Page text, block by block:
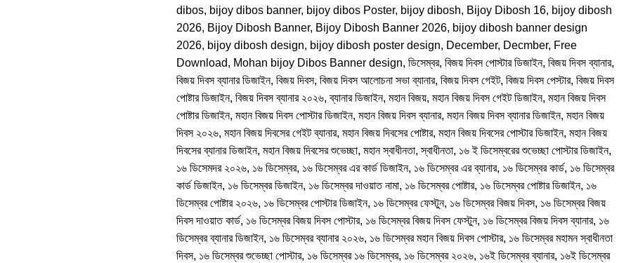
dibos, bijoy dibos banner, bijoy dibos Poster, bijoy dibosh, Bijoy Dibosh 16, bijoy dibosh
2026, Bijoy Dibosh Banner, Bijoy Dibosh Banner 2026, bijoy dibosh banner design
2026, bijoy dibosh design, bijoy dibosh poster design, December, Decmber, Free
Download, Mohan bijoy Dibos Banner design, ডিসেম্বর, বিজয় দিবস পোস্টার ডিজাইন, বিজয় দিবস ব্যানার,
বিজয় দিবস ব্যানার ডিজাইন, বিজয় দিবস, বিজয় দিবস আলোচনা সভা ব্যানার, বিজয় দিবস গেইট, বিজয় দিবস পেস্টার, বিজয় দিবস
পোষ্টার ডিজাইন, বিজয় দিবস ব্যানার ২০২৬, ব্যানার ডিজাইন, মহান বিজয়, মহান বিজয় দিবস গেইট ডিজাইন, মহান বিজয় দিবস
পোষ্টার ডিজাইন, মহান বিজয় দিবস পোস্টার ডিজাইন, মহান বিজয় দিবস ব্যানার, মহান বিজয় দিবস ব্যানার ডিজাইন, মহান বিজয়
দিবস ২০২৬, মহান বিজয় দিবসের গেইট ব্যানার, মহান বিজয় দিবসের পোষ্টার, মহান বিজয় দিবসের পোস্টার ডিজাইন, মহান বিজয়
দিবসের ব্যানার ডিজাইন, মহান বিজয় দিবসের শুভেচ্ছা, মহান স্বাধীনতা, স্বাধীনতা, ১৬ ই ডিসেম্বরের শুভেচ্ছা পোস্টার ডিজাইন,
১৬ ডিসেমদর ২০২৬, ১৬ ডিসেম্বর, ১৬ ডিসেম্বর এর কার্ড ডিজাইন, ১৬ ডিসেম্বর এর ব্যানার, ১৬ ডিসেম্বর কার্ড, ১৬ ডিসেম্বর
কার্ড ডিজাইন, ১৬ ডিসেম্বর ডিজাইন, ১৬ ডিসেম্বর দাওয়াত নামা, ১৬ ডিসেম্বর পোষ্টার, ১৬ ডিসেম্বর পোষ্টার ডিজাইন, ১৬
ডিসেম্বর পোষ্টার ২০২৬, ১৬ ডিসেম্বর পোস্টার ডিজাইন, ১৬ ডিসেম্বর ফেস্টুন, ১৬ ডিসেম্বর বিজয় দিবস, ১৬ ডিসেম্বর বিজয়
দিবস দাওয়াত কার্ড, ১৬ ডিসেম্বর বিজয় দিবস পোস্টার, ১৬ ডিসেম্বর বিজয় দিবস ফেস্টুন, ১৬ ডিসেম্বর বিজয় দিবস ব্যানার, ১৬
ডিসেম্বর ব্যানার ডিজাইন, ১৬ ডিসেম্বর ব্যানার ২০২৬, ১৬ ডিসেম্বর মহান বিজয় দিবস পোস্টার, ১৬ ডিসেম্বর মহামন স্বাধীনতা
দিবস, ১৬ ডিসেম্বর শুভেচ্ছা পোস্টার, ১৬ ডিসেম্বর ১৬ ডিসেম্বর, ১৬ ডিসেম্বর ২০২৬, ১৬ই ডিসেম্বর ব্যানার, ১৬ই ডিসেম্বর